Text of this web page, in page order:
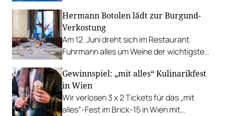
Hermann Botolen lädt zur Burgund-
Verkostung
Am 12. Juni dreht sich im Restaurant
Fuhrmann alles um Weine der wichtigsten
Gewinnspiel: „mit alles“ Kulinarikfest
in Wien
Wir verlosen 3 x 2 Tickets für das „mit
alles“-Fest im Brick-15 in Wien mit